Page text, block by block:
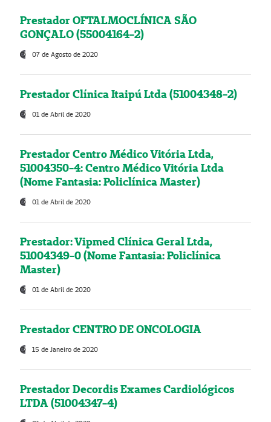
Prestador OFTALMOCLÍNICA SÃO
GONÇALO (55004164-2)
07 de Agosto de 2020
Prestador Clínica Itaipú Ltda (51004348-2)
01 de Abril de 2020
Prestador Centro Médico Vitória Ltda,
51004350-4: Centro Médico Vitória Ltda
(Nome Fantasia: Policlínica Master)
01 de Abril de 2020
Prestador: Vipmed Clínica Geral Ltda,
51004349-0 (Nome Fantasia: Policlínica
Master)
01 de Abril de 2020
Prestador CENTRO DE ONCOLOGIA
15 de Janeiro de 2020
Prestador Decordis Exames Cardiológicos
LTDA (51004347-4)